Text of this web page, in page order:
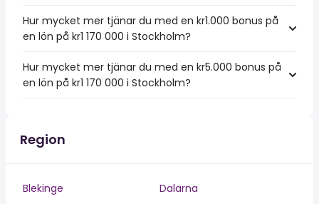
Hur mycket mer tjänar du med en kr1.000 bonus på
en lön på kr1 170 000 i Stockholm?
Hur mycket mer tjänar du med en kr5.000 bonus på
en lön på kr1 170 000 i Stockholm?
Region
Blekinge
Dalarna